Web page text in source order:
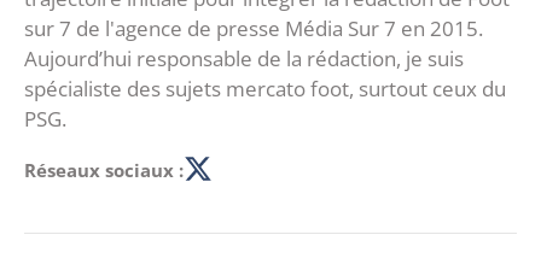
sur 7 de l'agence de presse Média Sur 7 en 2015.
Aujourd’hui responsable de la rédaction, je suis
spécialiste des sujets mercato foot, surtout ceux du
PSG.
Réseaux sociaux :